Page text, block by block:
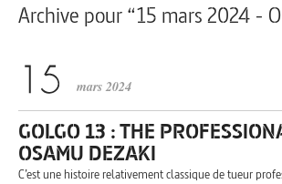
Archive pour “15 mars 2024 -
mars 2024
GOLGO 13 : THE
OSAMU DEZAKI
C’est une histoire relativement classique de tueur